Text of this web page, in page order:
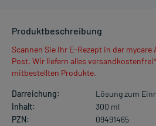
Produktbeschreibung
Scannen Sie Ihr E-Rezept in der mycare
Post. Wir liefern alles
mitbestellten Produkte.
Darreichung:
Lösung zum
Inhalt:
300 ml
PZN:
09491465